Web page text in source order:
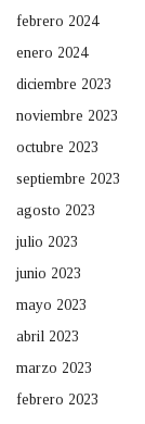
febrero 2024
enero 2024
diciembre 2023
noviembre 2023
octubre 2023
septiembre 2023
agosto 2023
julio 2023
junio 2023
mayo 2023
abril 2023
marzo 2023
febrero 2023